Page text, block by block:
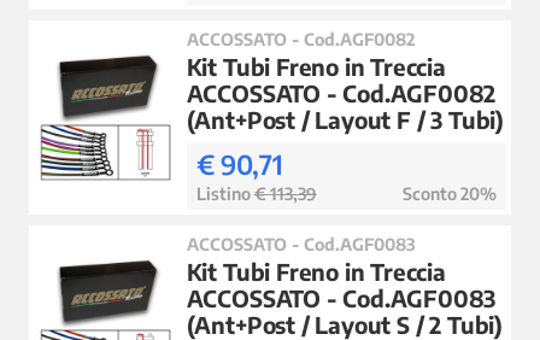
ACCOSSATO - Cod.AGF0082
Kit Tubi Freno in Treccia
ACCOSSATO - Cod.AGF0082
(Ant+Post / Layout F / 3 Tubi)
€ 90,71
Listino€ 113,39 Sconto 20%
ACCOSSATO - Cod.AGF0083
Kit Tubi Freno in Treccia
ACCOSSATO - Cod.AGF0083
(Ant+Post / Layout S / 2 Tubi)